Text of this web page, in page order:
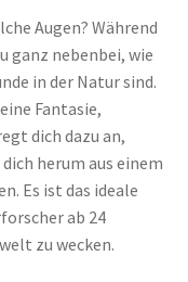
Augen? Während
ganz nebenbei, wie
in der Natur sind.
Fantasie,
dich dazu an,
herum aus einem
Es ist das ideale
ab 24
zu wecken.